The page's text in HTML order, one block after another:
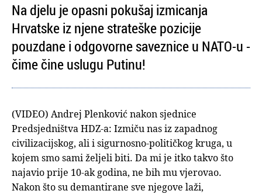
Na djelu je opasni pokušaj izmicanja
Hrvatske iz njene strateške pozicije
pouzdane i odgovorne saveznice u NATO-u -
čime čine uslugu Putinu!
(VIDEO) Andrej Plenković nakon sjednice
Predsjedništva HDZ-a: Izmiču nas iz zapadnog
civilizacijskog, ali i sigurnosno-političkog kruga, u
kojem smo sami željeli biti. Da mi je itko takvo što
najavio prije 10-ak godina, ne bih mu vjerovao.
Nakon što su demantirane sve njegove laži,